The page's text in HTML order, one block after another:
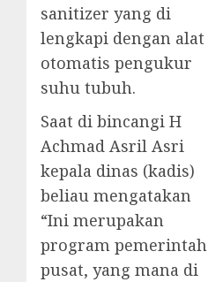
sanitizer yang di
lengkapi dengan alat
otomatis pengukur
suhu tubuh.
Saat di bincangi H
Achmad Asril Asri
kepala dinas (kadis)
beliau mengatakan
“Ini merupakan
program pemerintah
pusat, yang mana di